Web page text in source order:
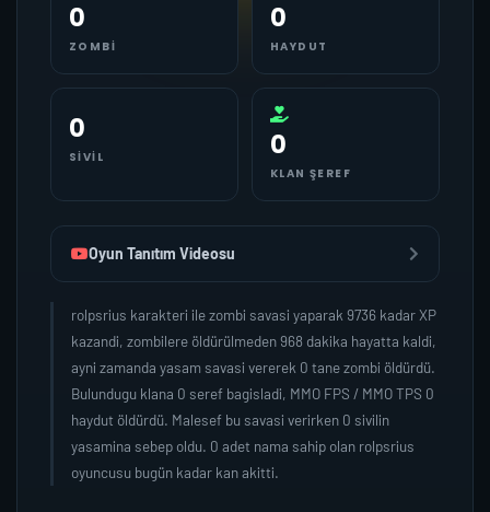
0
ZOMBI
0
HAYDUT
0
SIVIL 0
KLAN ŞEREF
Oyun Tanıtım Videosu
rolpsrius karakteri ile zombi savasi yaparak 9736 kadar XP
kazandi, zombilere öldürülmeden 968 dakika hayatta kaldi,
ayni zamanda yasam savasi vererek 0 tane zombi öldürdü.
Bulundugu klana 0 seref bagisladi, MMO FPS / MMO TPS 0
haydut öldürdü. Malesef bu savasi verirken 0 sivilin
yasamina sebep oldu. 0 adet nama sahip olan rolpsrius
oyuncusu bugün kadar kan akitti.